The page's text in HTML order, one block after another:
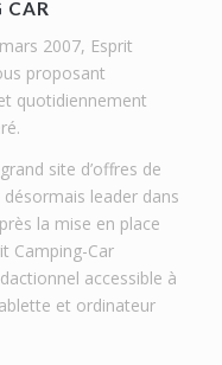
CAR
2007, Esprit
proposant
quotidiennement
site d’offres de
leader dans
la mise en place
Camping-Car
accessible à
et ordinateur